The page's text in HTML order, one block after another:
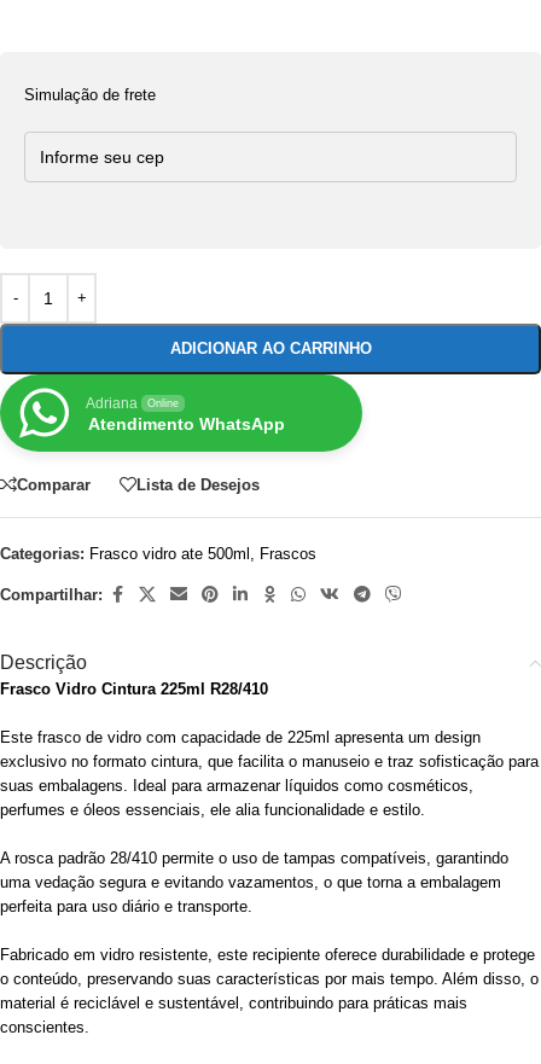
Simulação de frete
ADICIONAR AO CARRINHO
Adriana Online
Atendimento WhatsApp
Comparar Lista de Desejos
Categorias: Frasco vidro ate 500ml , Frascos
Compartilhar:
Descrição
Frasco Vidro Cintura 225ml R28/410
Este frasco de vidro com capacidade de 225ml apresenta um design
exclusivo no formato cintura, que facilita o manuseio e traz sofisticação para
suas embalagens. Ideal para armazenar líquidos como cosméticos,
perfumes e óleos essenciais, ele alia funcionalidade e estilo.
A rosca padrão 28/410 permite o uso de tampas compatíveis, garantindo
uma vedação segura e evitando vazamentos, o que torna a embalagem
perfeita para uso diário e transporte.
Fabricado em vidro resistente, este recipiente oferece durabilidade e protege
o conteúdo, preservando suas características por mais tempo. Além disso, o
material é reciclável e sustentável, contribuindo para práticas mais
conscientes.